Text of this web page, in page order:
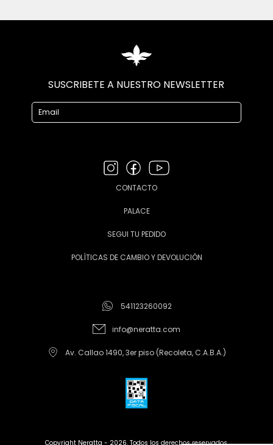
SUSCRIBETE A NUESTRO NEWSLETTER
CONTACTO
PALACE
SEGUI TU PEDIDO
POLÍTICAS DE CAMBIO Y DEVOLUCIÓN
541123260092
info@neratta.com
Av. Callao 1490, 3er piso (Recoleta, C.A.B.A.)
Copyright Neratta - 2026. Todos los derechos reservados.